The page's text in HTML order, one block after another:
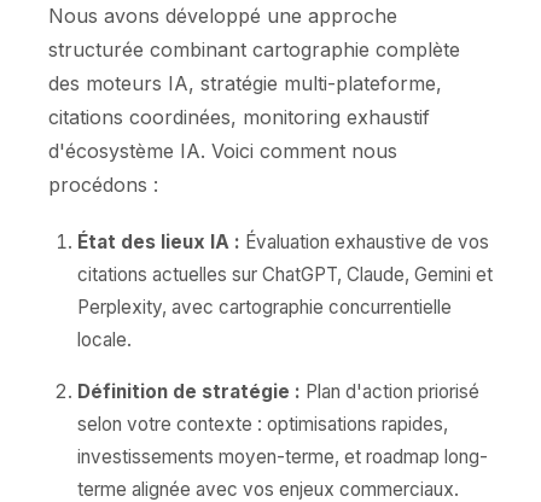
Nous avons développé une approche
structurée combinant cartographie complète
des moteurs IA, stratégie multi-plateforme,
citations coordinées, monitoring exhaustif
d'écosystème IA. Voici comment nous
procédons :
État des lieux IA : Évaluation exhaustive de vos
citations actuelles sur ChatGPT, Claude, Gemini et
Perplexity, avec cartographie concurrentielle
locale.
Définition de stratégie : Plan d'action priorisé
selon votre contexte : optimisations rapides,
investissements moyen-terme, et roadmap long-
terme alignée avec vos enjeux commerciaux.